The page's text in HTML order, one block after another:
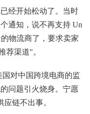
经开始松动了。当时
通知，说不再支持 Un
物流商了，要求卖家
荐渠道"。
国对中国跨境电商的监
问题引火烧身。宁愿
链不出事。